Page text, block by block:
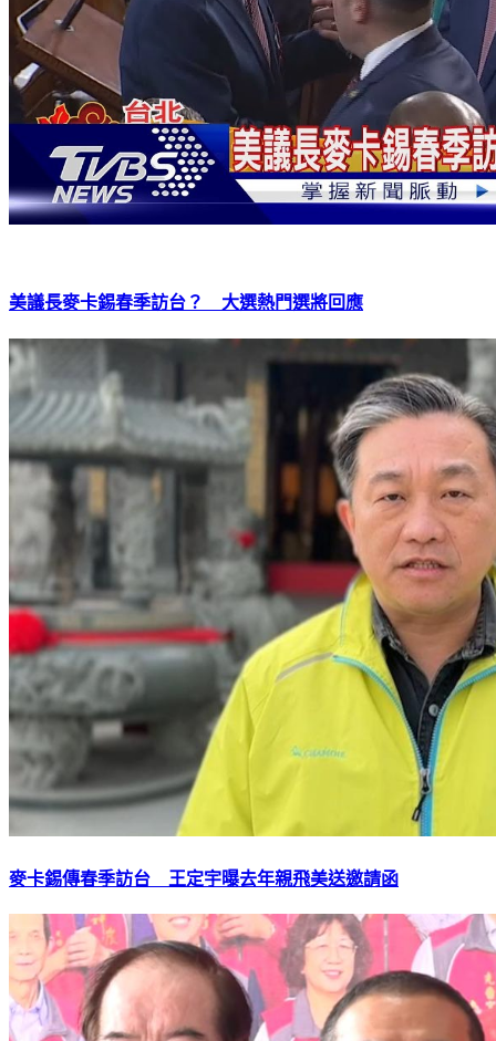
美議長麥卡錫春季訪台？ 大選熱門選將回應
麥卡錫傳春季訪台 王定宇曝去年親飛美送邀請函